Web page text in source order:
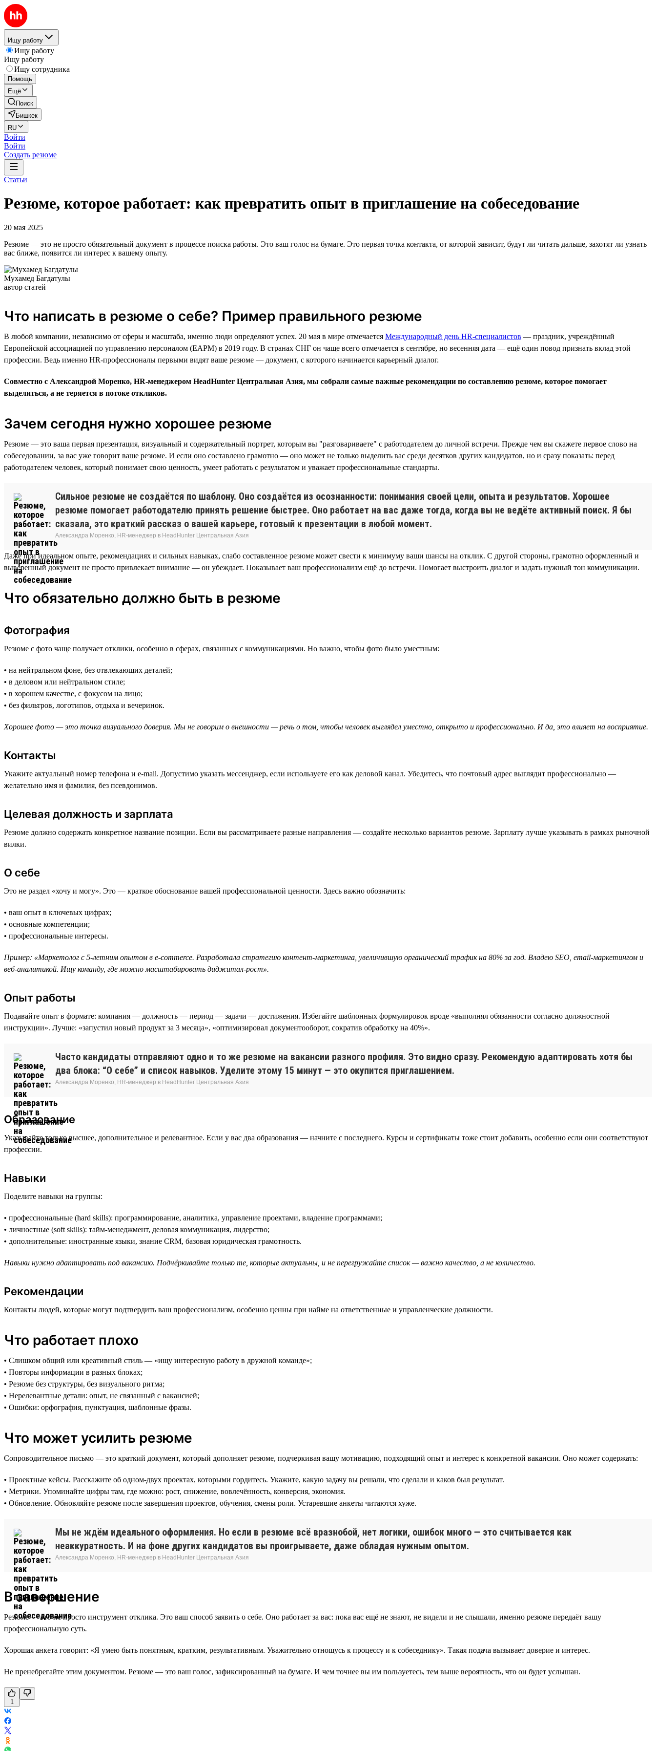
Ищу работу
Ищу работу
Ищу работу
Ищу сотрудника
Помощь
Ещё
Поиск
Бишкек
RU
Войти
Войти
Создать резюме
Статьи
Резюме, которое работает: как превратить опыт в приглашение на собеседование
20 мая 2025
Резюме — это не просто обязательный документ в процессе поиска работы. Это ваш голос на бумаге. Это первая точка контакта, от которой зависит, будут ли читать дальше, захотят ли узнать
вас ближе, появится ли интерес к вашему опыту.
Мухамед Багдатулы
автор статей
Что написать в резюме о себе? Пример правильного резюме
В любой компании, независимо от сферы и масштаба, именно люди определяют успех. 20 мая в мире отмечается Международный день HR-специалистов — праздник, учреждённый
Европейской ассоциацией по управлению персоналом (EAPM) в 2019 году. В странах СНГ он чаще всего отмечается в сентябре, но весенняя дата — ещё один повод признать вклад этой
профессии. Ведь именно HR-профессионалы первыми видят ваше резюме — документ, с которого начинается карьерный диалог.
Совместно с Александрой Моренко, HR-менеджером HeadHunter Центральная Азия, мы собрали самые важные рекомендации по составлению резюме, которое помогает
выделиться, а не теряется в потоке откликов.
Зачем сегодня нужно хорошее резюме
Резюме — это ваша первая презентация, визуальный и содержательный портрет, которым вы "разговариваете" с работодателем до личной встречи. Прежде чем вы скажете первое слово на
собеседовании, за вас уже говорит ваше резюме. И если оно составлено грамотно — оно может не только выделить вас среди десятков других кандидатов, но и сразу показать: перед
работодателем человек, который понимает свою ценность, умеет работать с результатом и уважает профессиональные стандарты.
Сильное резюме не создаётся по шаблону. Оно создаётся из осознанности: понимания своей цели, опыта и результатов. Хорошее
резюме помогает работодателю принять решение быстрее. Оно работает на вас даже тогда, когда вы не ведёте активный поиск. Я бы
сказала, это краткий рассказ о вашей карьере, готовый к презентации в любой момент.
Александра Моренко, HR-менеджер в HeadHunter Центральная Азия
Даже при идеальном опыте, рекомендациях и сильных навыках, слабо составленное резюме может свести к минимуму ваши шансы на отклик. С другой стороны, грамотно оформленный и
выверенный документ не просто привлекает внимание — он убеждает. Показывает ваш профессионализм ещё до встречи. Помогает выстроить диалог и задать нужный тон коммуникации.
Что обязательно должно быть в резюме
Фотография
Резюме с фото чаще получает отклики, особенно в сферах, связанных с коммуникациями. Но важно, чтобы фото было уместным:
• на нейтральном фоне, без отвлекающих деталей;
• в деловом или нейтральном стиле;
• в хорошем качестве, с фокусом на лицо;
• без фильтров, логотипов, отдыха и вечеринок.
Хорошее фото — это точка визуального доверия. Мы не говорим о внешности — речь о том, чтобы человек выглядел уместно, открыто и профессионально. И да, это влияет на восприятие.
Контакты
Укажите актуальный номер телефона и e-mail. Допустимо указать мессенджер, если используете его как деловой канал. Убедитесь, что почтовый адрес выглядит профессионально —
желательно имя и фамилия, без псевдонимов.
Целевая должность и зарплата
Резюме должно содержать конкретное название позиции. Если вы рассматриваете разные направления — создайте несколько вариантов резюме. Зарплату лучше указывать в рамках рыночной
вилки.
О себе
Это не раздел «хочу и могу». Это — краткое обоснование вашей профессиональной ценности. Здесь важно обозначить:
• ваш опыт в ключевых цифрах;
• основные компетенции;
• профессиональные интересы.
Пример: «Маркетолог с 5-летним опытом в e-commerce. Разработала стратегию контент-маркетинга, увеличившую органический трафик на 80% за год. Владею SEO, email-маркетингом и
веб-аналитикой. Ищу команду, где можно масштабировать диджитал-рост».
Опыт работы
Подавайте опыт в формате: компания — должность — период — задачи — достижения. Избегайте шаблонных формулировок вроде «выполнял обязанности согласно должностной
инструкции». Лучше: «запустил новый продукт за 3 месяца», «оптимизировал документооборот, сократив обработку на 40%».
Часто кандидаты отправляют одно и то же резюме на вакансии разного профиля. Это видно сразу. Рекомендую адаптировать хотя бы
два блока: “О себе” и список навыков. Уделите этому 15 минут — это окупится приглашением.
Александра Моренко, HR-менеджер в HeadHunter Центральная Азия
Образование
Указывайте только высшее, дополнительное и релевантное. Если у вас два образования — начните с последнего. Курсы и сертификаты тоже стоит добавить, особенно если они соответствуют
профессии.
Навыки
Поделите навыки на группы:
• профессиональные (hard skills): программирование, аналитика, управление проектами, владение программами;
• личностные (soft skills): тайм-менеджмент, деловая коммуникация, лидерство;
• дополнительные: иностранные языки, знание CRM, базовая юридическая грамотность.
Навыки нужно адаптировать под вакансию. Подчёркивайте только те, которые актуальны, и не перегружайте список — важно качество, а не количество.
Рекомендации
Контакты людей, которые могут подтвердить ваш профессионализм, особенно ценны при найме на ответственные и управленческие должности.
Что работает плохо
• Слишком общий или креативный стиль — «ищу интересную работу в дружной команде»;
• Повторы информации в разных блоках;
• Резюме без структуры, без визуального ритма;
• Нерелевантные детали: опыт, не связанный с вакансией;
• Ошибки: орфография, пунктуация, шаблонные фразы.
Что может усилить резюме
Сопроводительное письмо — это краткий документ, который дополняет резюме, подчеркивая вашу мотивацию, подходящий опыт и интерес к конкретной вакансии. Оно может содержать:
• Проектные кейсы. Расскажите об одном-двух проектах, которыми гордитесь. Укажите, какую задачу вы решали, что сделали и каков был результат.
• Метрики. Упоминайте цифры там, где можно: рост, снижение, вовлечённость, конверсия, экономия.
• Обновление. Обновляйте резюме после завершения проектов, обучения, смены роли. Устаревшие анкеты читаются хуже.
Мы не ждём идеального оформления. Но если в резюме всё вразнобой, нет логики, ошибок много — это считывается как
неаккуратность. И на фоне других кандидатов вы проигрываете, даже обладая нужным опытом.
Александра Моренко, HR-менеджер в HeadHunter Центральная Азия
В завершение
Резюме — это не просто инструмент отклика. Это ваш способ заявить о себе. Оно работает за вас: пока вас ещё не знают, не видели и не слышали, именно резюме передаёт вашу
профессиональную суть.
Хорошая анкета говорит: «Я умею быть понятным, кратким, результативным. Уважительно отношусь к процессу и к собеседнику». Такая подача вызывает доверие и интерес.
Не пренебрегайте этим документом. Резюме — это ваш голос, зафиксированный на бумаге. И чем точнее вы им пользуетесь, тем выше вероятность, что он будет услышан.
1